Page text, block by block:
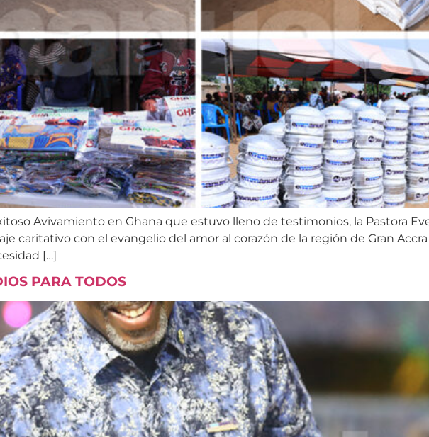
Avivamiento en Ghana que estuvo lleno de testimonios, la Pastora
caritativo con el evangelio del amor al corazón de la región de Gran
[…]
PARA TODOS